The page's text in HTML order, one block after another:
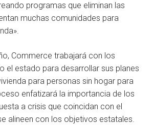
programas que eliminan las
muchas comunidades para
Commerce trabajará con los
el estado para desarrollar sus planes
para personas sin hogar para
enfatizará la importancia de los
a crisis que coincidan con el
alineen con los objetivos estatales.